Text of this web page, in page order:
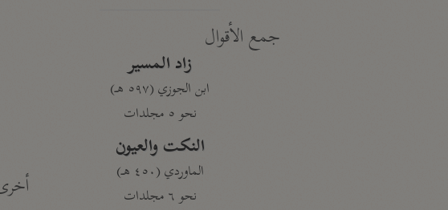
جمع الأقوال
زاد المسير
ابن الجوزي (٥٩٧ هـ)
نحو ٥ مجلدات
النكت والعيون
الماوردي (٤٥٠ هـ)
نحو ٦ مجلدات